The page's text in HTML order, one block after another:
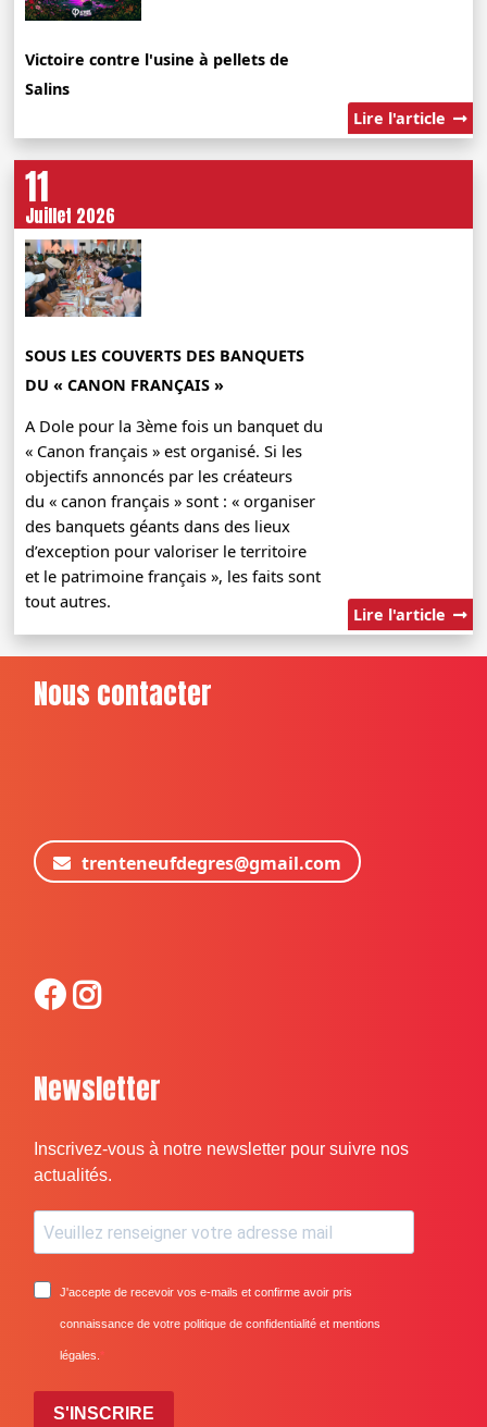
Victoire contre l'usine à pellets de
Salins
Lire l'article
11
Juillet 2026
SOUS LES COUVERTS DES BANQUETS
DU « CANON FRANÇAIS »
A Dole pour la 3ème fois un banquet du
« Canon français » est organisé. Si les
objectifs annoncés par les créateurs
du « canon français » sont : « organiser
des banquets géants dans des lieux
d’exception pour valoriser le territoire
et le patrimoine français », les faits sont
tout autres.
Lire l'article
Nous contacter
trenteneufdegres@gmail.com
Newsletter
Inscrivez-vous à notre newsletter pour suivre nos
actualités.
J'accepte de recevoir vos e-mails et confirme avoir pris
connaissance de votre politique de confidentialité et mentions
légales.
S'INSCRIRE